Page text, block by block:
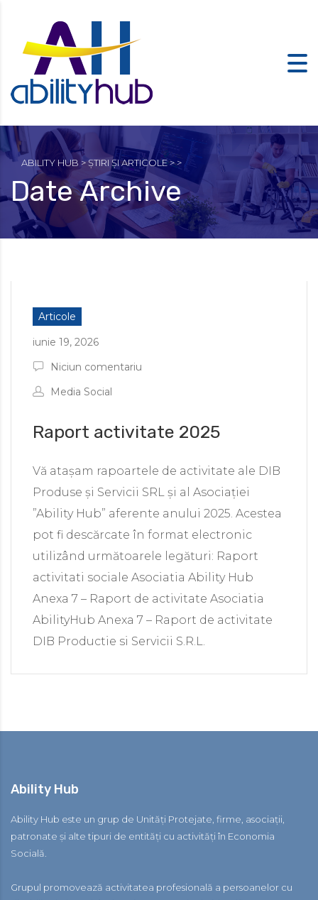
de persoane cu dizabilități
Date Archive
ABILITY HUB >ȘTIRI ȘI ARTICOLE>>
Articole
iunie 19, 2026
Niciun comentariu
Media Social
Raport activitate 2025
Vă atașam rapoartele de activitate ale DIB
Produse și Servicii SRL și al Asociației
”Ability Hub” aferente anului 2025. Acestea
pot fi descărcate în format electronic
utilizând următoarele legături: Raport
activitati sociale Asociatia Ability Hub
Anexa 7 – Raport de activitate Asociatia
AbilityHub Anexa 7 – Raport de activitate
DIB Productie si Servicii S.R.L.
Ability Hub
Ability Hub este un grup de Unități Protejate, firme, asociații,
patronate și alte tipuri de entități cu activități în Economia
Socială.
Grupul promovează activitatea profesională a persoanelor cu